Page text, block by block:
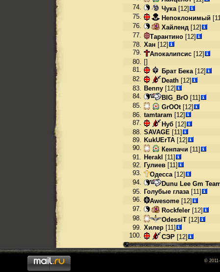
74.
Чука [12]
75.
Непоклонимый
76.
Хайленд [12]
77.
Тарантино [12]
78. Хан [12]
79.
Апокалипсис [12]
80.
[]
81.
Брат Бека [12]
82.
Death [12]
83. Benny [12]
84.
BIG_BrO [11]
85.
GrOOt [12]
86. tamtaram [12]
87.
Нуб [12]
88. SAVAGE [11]
89. KukUErTA [12]
90.
Кенпачи [11]
91. Herakl [11]
92. Гулиев [11]
93.
Одесса [12]
94.
Dunu Lee Gm
95. Голубые глаза [11]
96.
Awesome [12]
97.
Rockfeler [12]
98.
OdessiT [12]
99. Хилер [11]
100.
СЭР [12]
©